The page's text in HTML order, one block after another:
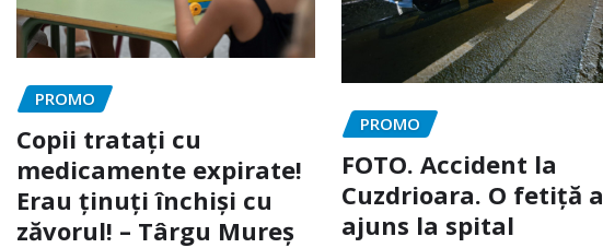
PROMO
Copii tratați cu
medicamente expirate!
Erau ținuți închiși cu
zăvorul! – Târgu Mureș
PROMO
FOTO. Accident la
Cuzdrioara. O fetiță a
ajuns la spital